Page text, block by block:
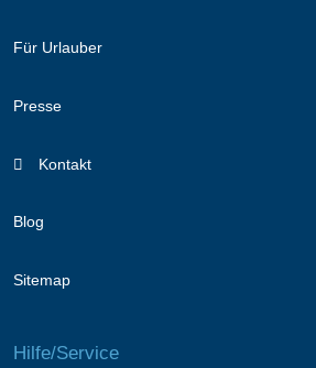
Für Urlauber
Presse
Kontakt
Blog
Sitemap
Hilfe/Service